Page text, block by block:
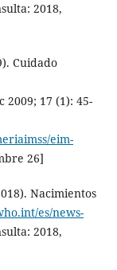
2018,
Cuidado
17 (1): 45-
eim-
26]
Nacimientos
es/news-
2018,